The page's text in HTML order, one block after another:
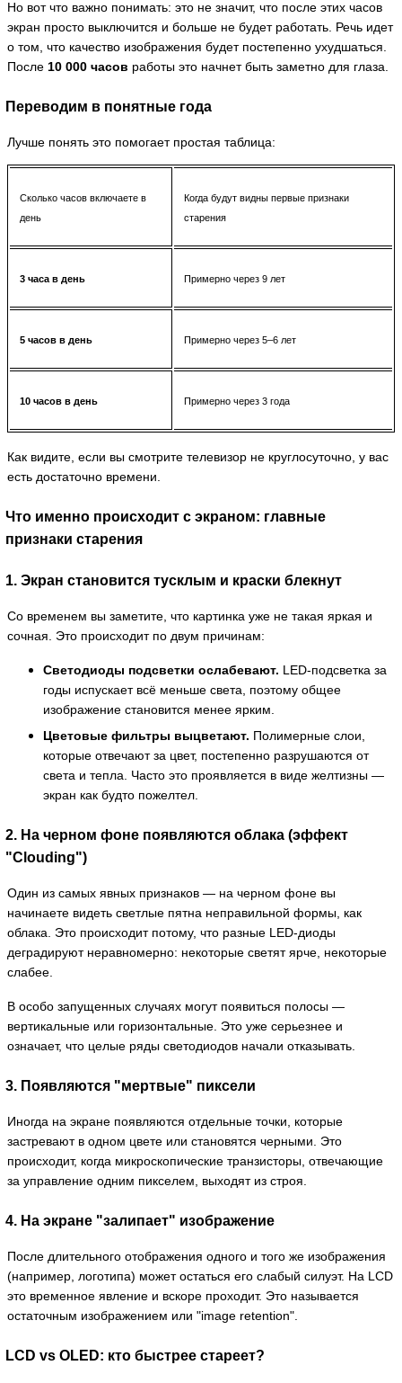
Но вот что важно понимать: это не значит, что после этих часов
экран просто выключится и больше не будет работать. Речь идет
о том, что качество изображения будет постепенно ухудшаться.
После 10 000 часов работы это начнет быть заметно для глаза.
Переводим в понятные года
Лучше понять это помогает простая таблица:
Сколько часов включаете в
день
Когда будут видны первые признаки
старения
3 часа в день Примерно через 9 лет
5 часов в день Примерно через 5–6 лет
10 часов в день Примерно через 3 года
Как видите, если вы смотрите телевизор не круглосуточно, у вас
есть достаточно времени.
Что именно происходит с экраном: главные
признаки старения
1. Экран становится тусклым и краски блекнут
Со временем вы заметите, что картинка уже не такая яркая и
сочная. Это происходит по двум причинам:
Светодиоды подсветки ослабевают. LED-подсветка за
годы испускает всё меньше света, поэтому общее
изображение становится менее ярким.
Цветовые фильтры выцветают. Полимерные слои,
которые отвечают за цвет, постепенно разрушаются от
света и тепла. Часто это проявляется в виде желтизны —
экран как будто пожелтел.
2. На черном фоне появляются облака (эффект
"Clouding")
Один из самых явных признаков — на черном фоне вы
начинаете видеть светлые пятна неправильной формы, как
облака. Это происходит потому, что разные LED-диоды
деградируют неравномерно: некоторые светят ярче, некоторые
слабее.
В особо запущенных случаях могут появиться полосы —
вертикальные или горизонтальные. Это уже серьезнее и
означает, что целые ряды светодиодов начали отказывать.
3. Появляются "мертвые" пиксели
Иногда на экране появляются отдельные точки, которые
застревают в одном цвете или становятся черными. Это
происходит, когда микроскопические транзисторы, отвечающие
за управление одним пикселем, выходят из строя.
4. На экране "залипает" изображение
После длительного отображения одного и того же изображения
(например, логотипа) может остаться его слабый силуэт. На LCD
это временное явление и вскоре проходит. Это называется
остаточным изображением или "image retention".
LCD vs OLED: кто быстрее стареет?